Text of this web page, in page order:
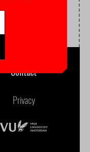
Contact
Privacy